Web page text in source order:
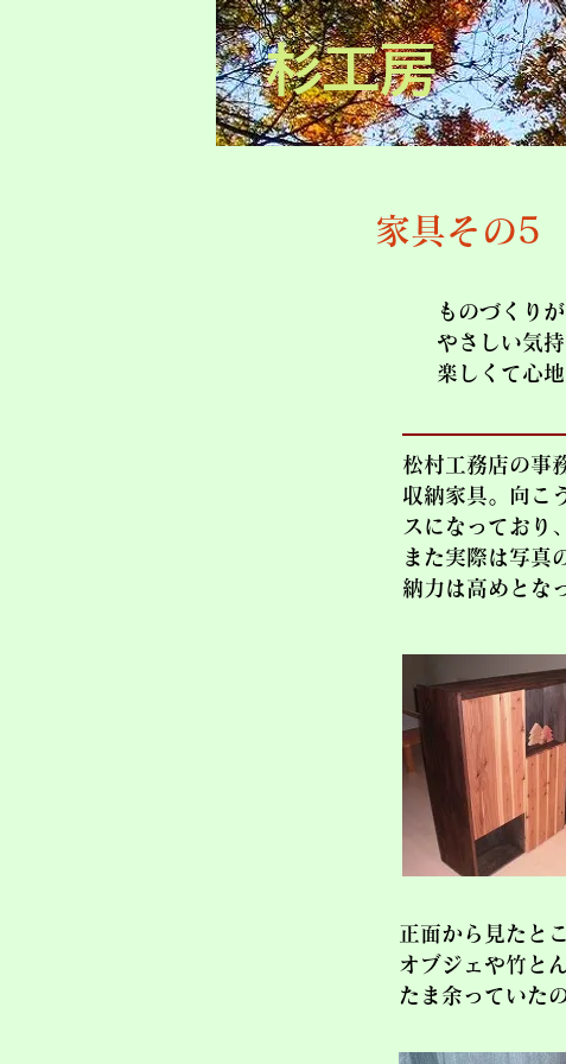
杉工房
家具その5
ものづくり
やさしい気
楽しくて心
松村工務店の事
収納家具。向こ
スになっており
また実際は写真
納力は高めとな
正面から見たと
オブジェや竹と
たま余っていた